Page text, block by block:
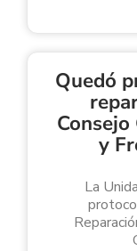
Quedó
y
La